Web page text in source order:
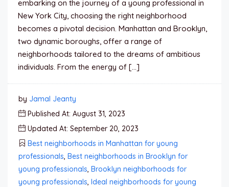
embarking on the journey of a young professional in
New York City, choosing the right neighborhood
becomes a pivotal decision. Manhattan and Brooklyn,
two dynamic boroughs, offer a range of
neighborhoods tailored to the dreams of ambitious
individuals. From the energy of […]
by Jamal Jeanty
Published At: August 31, 2023
Updated At: September 20, 2023
Best neighborhoods in Manhattan for young
professionals, Best neighborhoods in Brooklyn for
young professionals, Brooklyn neighborhoods for
young professionals, Ideal neighborhoods for young